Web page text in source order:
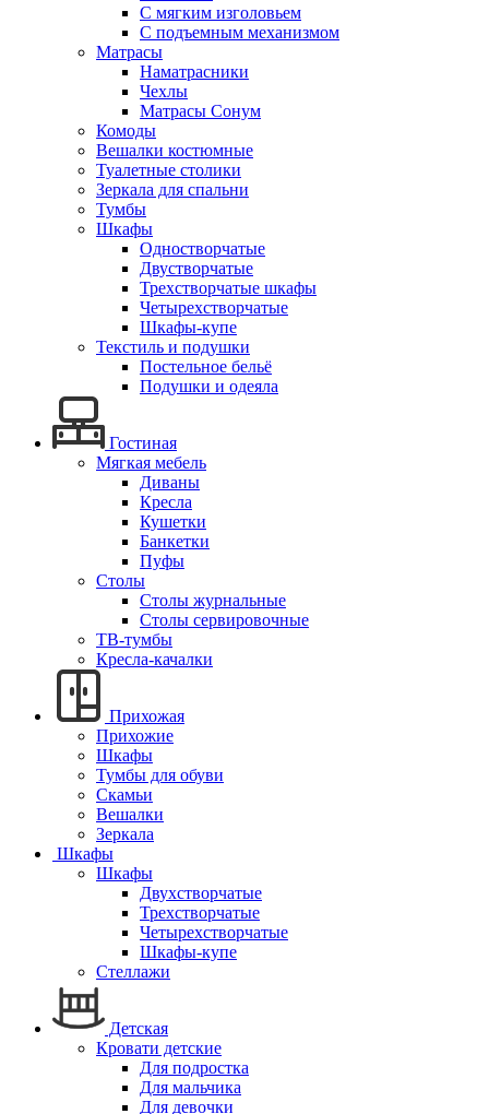
С мягким изголовьем
С подъемным механизмом
Матрасы
Наматрасники
Чехлы
Матрасы Сонум
Комоды
Вешалки костюмные
Туалетные столики
Зеркала для спальни
Тумбы
Шкафы
Одностворчатые
Двустворчатые
Трехстворчатые шкафы
Четырехстворчатые
Шкафы-купе
Текстиль и подушки
Постельное бельё
Подушки и одеяла
Гостиная
Мягкая мебель
Диваны
Кресла
Кушетки
Банкетки
Пуфы
Столы
Столы журнальные
Столы сервировочные
ТВ-тумбы
Кресла-качалки
Прихожая
Прихожие
Шкафы
Тумбы для обуви
Скамьи
Вешалки
Зеркала
Шкафы
Шкафы
Двухстворчатые
Трехстворчатые
Четырехстворчатые
Шкафы-купе
Стеллажи
Детская
Кровати детские
Для подростка
Для мальчика
Для девочки